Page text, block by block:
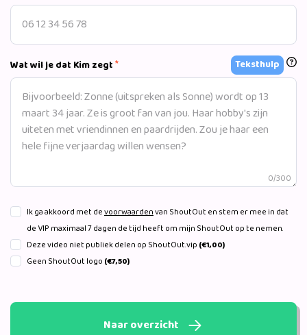
Wat wil je dat Kim zegt* Teksthulp
0/300
Ik ga akkoord met devoorwaardenvan ShoutOut en stem er mee in dat
de VIP maximaal 7 dagen de tijd heeft om mijn ShoutOut op te nemen.
Deze video niet publiek delen op ShoutOut.vip (€1,00)
Geen ShoutOut logo (€7,50)
Naar overzicht